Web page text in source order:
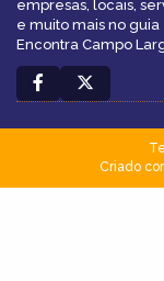
empresas, locais,
e muito mais no guia
Encontra Campo
Criado